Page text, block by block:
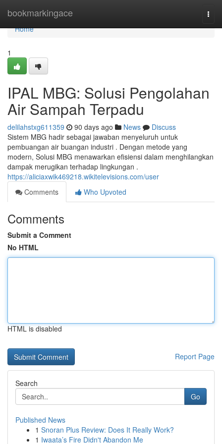
bookmarkingace
Home
Home
1
IPAL MBG: Solusi Pengolahan
Air Sampah Terpadu
delilahstxg611359 90 days ago News
Discuss
Sistem MBG hadir sebagai jawaban menyeluruh untuk
pembuangan air buangan industri . Dengan metode yang
modern, Solusi MBG menawarkan efisiensi dalam menghilangkan
dampak merugikan terhadap lingkungan .
https://aliciaxwik469218.wikitelevisions.com/user
Comments
Who Upvoted
Comments
Submit a Comment
No HTML
HTML is disabled
Report Page
Search
Go
Published News
1 Snoran Plus Review: Does It Really Work?
1 Iwaata’s Fire Didn't Abandon Me